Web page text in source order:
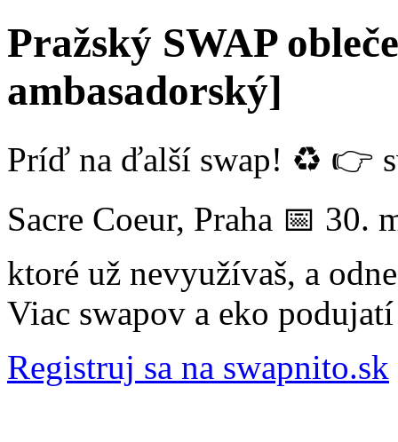
Pražský SWAP
ambasadorský]
Príď na ďalší swap! ♻️ 👉
Sacre Coeur, Praha 📅 30.
ktoré už nevyužívaš, a
Viac swapov a eko
Registruj sa na swapnito.sk